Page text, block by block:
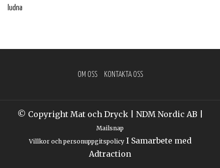
ludna
OM OSS KONTAKTA OSS
© Copyright Mat och Dryck | NDM Nordic AB |
Mailsnap
Villkor och personuppgitspolicyI Samarbete med
Adtraction